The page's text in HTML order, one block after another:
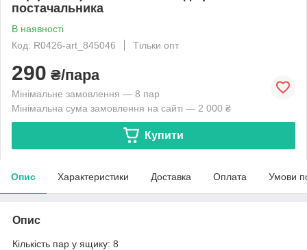
постачальника
В наявності
Код: R0426-art_845046
Тільки опт
290 ₴/пара
Мінімальне замовлення — 8 пар
Мінімальна сума замовлення на сайті — 2 000 ₴
Купити
Опис Характеристики Доставка Оплата Умови
Опис
Кількість пар у ящику: 8